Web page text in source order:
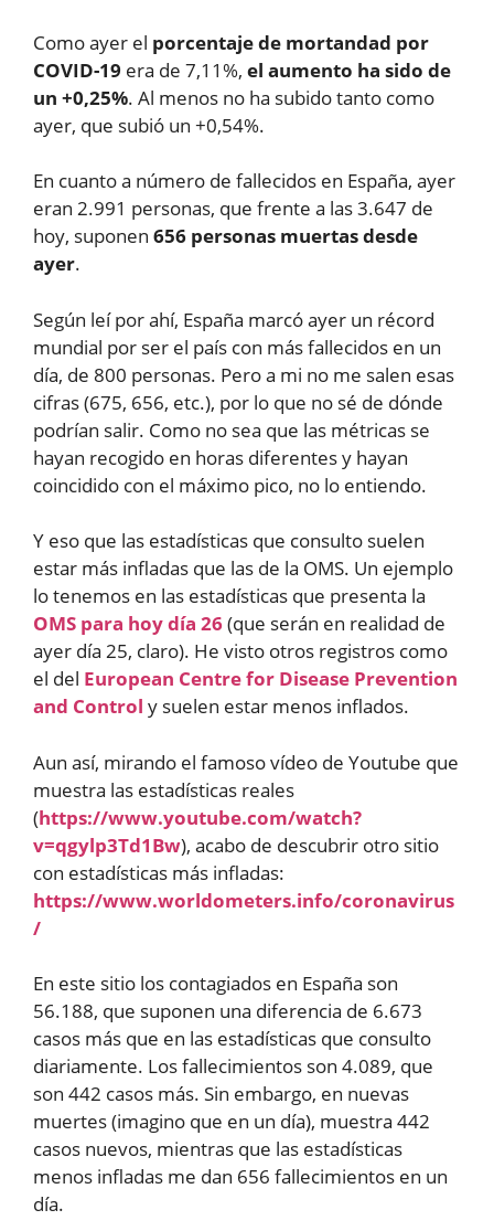
Como ayer el porcentaje de mortandad por
COVID-19 era de 7,11%, el aumento ha sido de
un +0,25%. Al menos no ha subido tanto como
ayer, que subió un +0,54%.
En cuanto a número de fallecidos en España, ayer
eran 2.991 personas, que frente a las 3.647 de
hoy, suponen 656 personas muertas desde
ayer.
Según leí por ahí, España marcó ayer un récord
mundial por ser el país con más fallecidos en un
día, de 800 personas. Pero a mi no me salen esas
cifras (675, 656, etc.), por lo que no sé de dónde
podrían salir. Como no sea que las métricas se
hayan recogido en horas diferentes y hayan
coincidido con el máximo pico, no lo entiendo.
Y eso que las estadísticas que consulto suelen
estar más infladas que las de la OMS. Un ejemplo
lo tenemos en las estadísticas que presenta la
OMS para hoy día 26(que serán en realidad de
ayer día 25, claro). He visto otros registros como
el del European Centre for Disease Prevention
and Control y suelen estar menos inflados.
Aun así, mirando el famoso vídeo de Youtube que
muestra las estadísticas reales
(https://www.youtube.com/watch?
v=qgylp3Td1Bw), acabo de descubrir otro sitio
con estadísticas más infladas:
https://www.worldometers.info/coronavirus
/
En este sitio los contagiados en España son
56.188, que suponen una diferencia de 6.673
casos más que en las estadísticas que consulto
diariamente. Los fallecimientos son 4.089, que
son 442 casos más. Sin embargo, en nuevas
muertes (imagino que en un día), muestra 442
casos nuevos, mientras que las estadísticas
menos infladas me dan 656 fallecimientos en un
día.